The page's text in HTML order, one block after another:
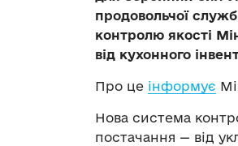
продовольчої
контролю якості
від кухонного
Про це інформує
Нова система
постачання — від